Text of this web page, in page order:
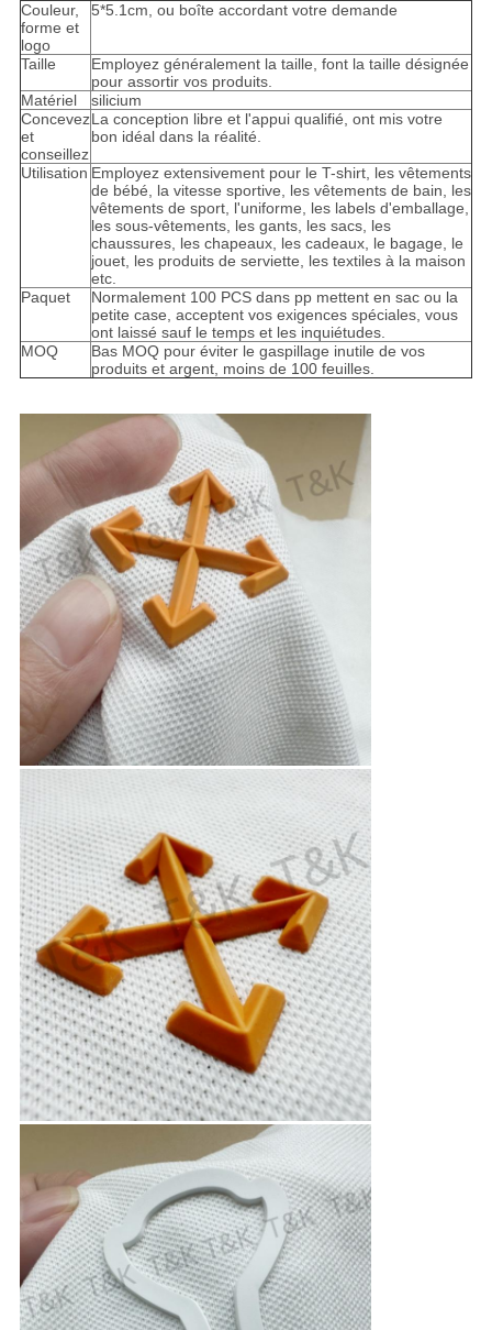
Couleur,
forme et
logo
5*5.1cm, ou boîte accordant votre demande
Taille
Employez généralement la taille, font la taille désignée
pour assortir vos produits.
Matériel
silicium
Concevez
et
conseillez
La conception libre et l'appui qualifié, ont mis votre
bon idéal dans la réalité.
Utilisation Employez extensivement pour le T-shirt, les vêtements
de bébé, la vitesse sportive, les vêtements de bain, les
vêtements de sport, l'uniforme, les labels d'emballage,
les sous-vêtements, les gants, les sacs, les
chaussures, les chapeaux, les cadeaux, le bagage, le
jouet, les produits de serviette, les textiles à la maison
etc.
Paquet
Normalement 100 PCS dans pp mettent en sac ou la
petite case, acceptent vos exigences spéciales, vous
ont laissé sauf le temps et les inquiétudes.
MOQ
Bas MOQ pour éviter le gaspillage inutile de vos
produits et argent, moins de 100 feuilles.